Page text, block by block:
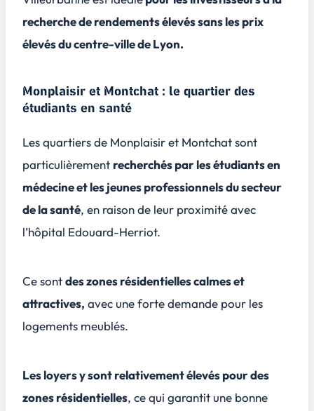
recherche de rendements élevés sans les prix
élevés du centre-ville de Lyon.
Monplaisir et Montchat : le quartier des
étudiants en santé
Les quartiers de Monplaisir et Montchat sont
particulièrement recherchés par les étudiants en
médecine et les jeunes professionnels du secteur
de la santé, en raison de leur proximité avec
l’hôpital Edouard-Herriot.
Ce sontdes zones résidentielles calmes et
attractives, avec une forte demande pour les
logements meublés.
Les loyers y sont relativement élevés pour des
zones résidentielles, ce qui garantit une bonne